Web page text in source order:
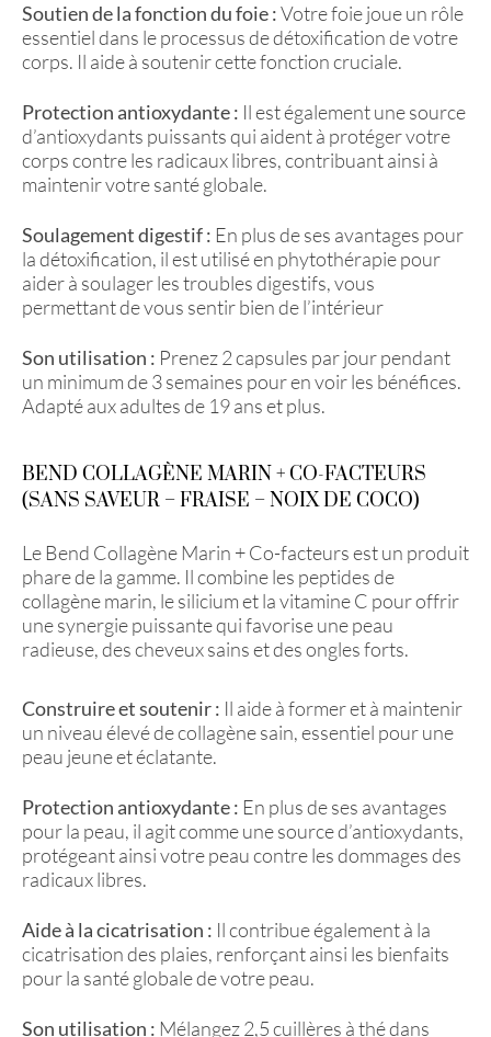
Soutien de la fonction du foie :Votre foie joue un rôle
essentiel dans le processus de détoxification de votre
corps. Il aide à soutenir cette fonction cruciale.
Protection antioxydante : Il est également une source
d’antioxydants puissants qui aident à protéger votre
corps contre les radicaux libres, contribuant ainsi à
maintenir votre santé globale.
Soulagement digestif : En plus de ses avantages pour
la détoxification, il est utilisé en phytothérapie pour
aider à soulager les troubles digestifs, vous
permettant de vous sentir bien de l’intérieur
Son utilisation : Prenez 2 capsules par jour pendant
un minimum de 3 semaines pour en voir les bénéfices.
Adapté aux adultes de 19 ans et plus.
BEND COLLAGÈNE MARIN + CO-FACTEURS
(SANS SAVEUR – FRAISE – NOIX DE COCO)
Le Bend Collagène Marin + Co-facteurs est un produit
phare de la gamme. Il combine les peptides de
collagène marin, le silicium et la vitamine C pour offrir
une synergie puissante qui favorise une peau
radieuse, des cheveux sains et des ongles forts.
Construire et soutenir : Il aide à former et à maintenir
un niveau élevé de collagène sain, essentiel pour une
peau jeune et éclatante.
Protection antioxydante : En plus de ses avantages
pour la peau, il agit comme une source d’antioxydants,
protégeant ainsi votre peau contre les dommages des
radicaux libres.
Aide à la cicatrisation : Il contribue également à la
cicatrisation des plaies, renforçant ainsi les bienfaits
pour la santé globale de votre peau.
Son utilisation : Mélangez 2,5 cuillères à thé dans